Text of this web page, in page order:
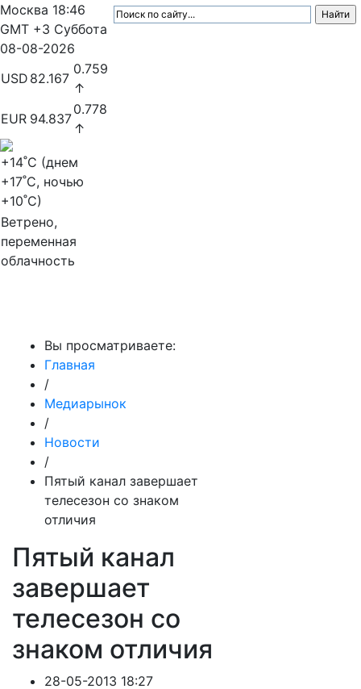
Москва 18:46
GMT +3 Суббота
08-08-2026
USD 82.167
0.759
↑
EUR 94.837
0.778
↑
+14˚C (днем
+17˚C, ночью
+10˚C)
Ветрено,
переменная
облачность
Вы просматриваете:
Главная
/
Медиарынок
/
Новости
/
Пятый канал завершает
телесезон со знаком
отличия
Пятый канал
завершает
телесезон со
знаком отличия
28-05-2013 18:27